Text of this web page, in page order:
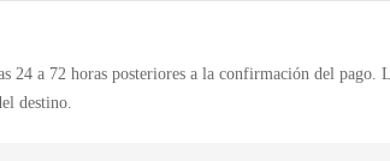
24 a 72 horas posteriores a la confirmación del pago.
destino.